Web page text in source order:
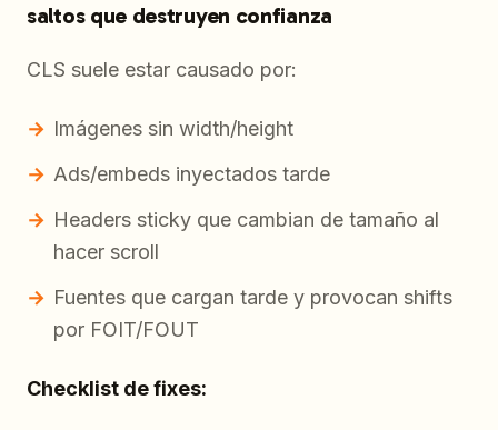
saltos que destruyen confianza
CLS suele estar causado por:
Imágenes sin width/height
Ads/embeds inyectados tarde
Headers sticky que cambian de tamaño al
hacer scroll
Fuentes que cargan tarde y provocan shifts
por FOIT/FOUT
Checklist de fixes: